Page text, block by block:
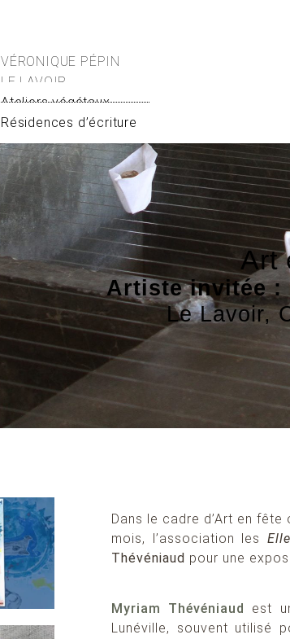
VÉRONIQUE PÉPIN
LE LAVOIR
Ateliers végétaux
Résidences d’écriture
Art
Artiste invitée :
Le Lavoir,
Dans le cadre d’Art en
mois, l’association les
Thévéniaud pour une
Myriam Thévéniaud est
Lunéville, souvent utilisé